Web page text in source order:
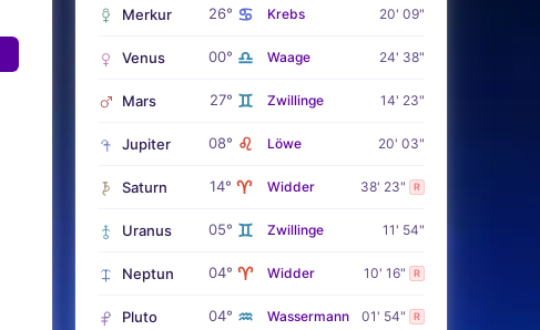
Merkur 26° ♋ Krebs 20' 09"
Venus 00° ♎ Waage 24' 38"
Mars 27° ♊ Zwillinge 14' 23"
Jupiter 08° ♌ Löwe 20' 03"
Saturn 14° ♈ Widder 38' 23" R
Uranus 05° ♊ Zwillinge 11' 54"
Neptun 04° ♈ Widder 10' 16" R
Pluto 04° ♒ Wassermann 01' 54" R